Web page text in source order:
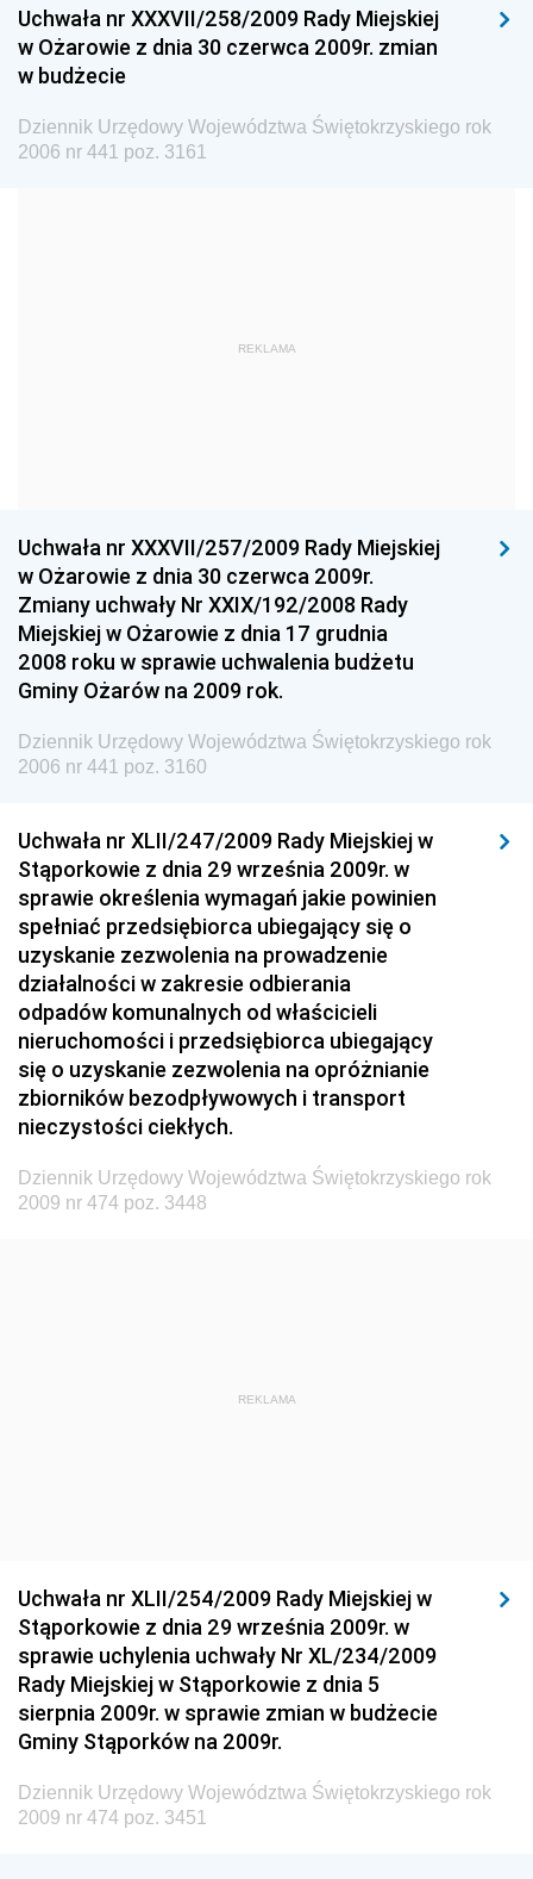
Dziennik Urzędowy Głównego Urzędu Miar
Dziennik Urzędowy Ministra Rolnictwa i Rozwoju Wsi
Sportu
Dziennik Urzędowy Ministra Edukacji i Nauki
Dziennik Urzędowy Ministra Gospodarki
Dziennik Urzędowy Urzędu Ochrony Konkurencji i
Konsumentów
Dziennik Urzędowy Ministra Pracy i Polityki
Społecznej
Dziennik Urzędowy Urzędu Lotnictwa Cywilnego
Dziennik Urzędowy Ministerstwa Hutnictwa i
Przemysłu Maszynowego
Dziennik Urzędowy Ministerstwa Zdrowia i Opieki
Społecznej
Dziennik Urzędowy Ministerstwa Rolnictwa, Leśnictwa
i Gospodarki Żywnościowej
Dziennik Urzędowy Ministra Spraw Wewnętrznych
Dziennik Urzędowy Ministra Transportu, Budownictwa
i Gospodarki Morskiej
Dziennik Urzędowy Ministra Administracji i Cyfryzacji
Dziennik Urzędowy Głównego Inspektora Ochrony
Dziennik Urzędowy Ministra Budownictwa i Przemysłu
Środowiska
Dziennik Urzędowy Ministerstwa Administracji,
Gospodarki Terenowej i Ochrony Środowiska
Dziennik Urzędowy Ministerstwa Administracji i
Gospodarki Przestrzennej
Dziennik Urzędowy Unii Europejskiej, L
Dziennik Urzędowy Ministerstwa Komunikacji
Uchwała nr XXXVII/258/2009 Rady Miejskiej
w Ożarowie z dnia 30 czerwca 2009r. zmian
w budżecie
Dziennik Urzędowy Województwa Świętokrzyskiego rok
2006 nr 441 poz. 3161
REKLAMA
Uchwała nr XXXVII/257/2009 Rady Miejskiej
w Ożarowie z dnia 30 czerwca 2009r.
Zmiany uchwały Nr XXIX/192/2008 Rady
Miejskiej w Ożarowie z dnia 17 grudnia
2008 roku w sprawie uchwalenia budżetu
Gminy Ożarów na 2009 rok.
Dziennik Urzędowy Województwa Świętokrzyskiego rok
2006 nr 441 poz. 3160
Uchwała nr XLII/247/2009 Rady Miejskiej w
Stąporkowie z dnia 29 września 2009r. w
sprawie określenia wymagań jakie powinien
spełniać przedsiębiorca ubiegający się o
uzyskanie zezwolenia na prowadzenie
działalności w zakresie odbierania
odpadów komunalnych od właścicieli
nieruchomości i przedsiębiorca ubiegający
się o uzyskanie zezwolenia na opróżnianie
zbiorników bezodpływowych i transport
nieczystości ciekłych.
Dziennik Urzędowy Województwa Świętokrzyskiego rok
2009 nr 474 poz. 3448
REKLAMA
Uchwała nr XLII/254/2009 Rady Miejskiej w
Stąporkowie z dnia 29 września 2009r. w
sprawie uchylenia uchwały Nr XL/234/2009
Rady Miejskiej w Stąporkowie z dnia 5
sierpnia 2009r. w sprawie zmian w budżecie
Gminy Stąporków na 2009r.
Dziennik Urzędowy Województwa Świętokrzyskiego rok
2009 nr 474 poz. 3451